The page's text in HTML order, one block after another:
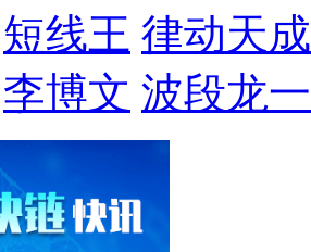
短线王 律动天成
李博文 波段龙一